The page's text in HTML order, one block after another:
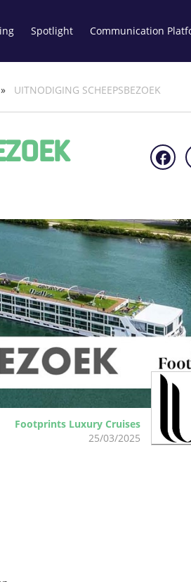
Spotlight Communication
» UITNODIGING SCHEEPSBEZOEK
Footprints Luxury Cruises
25/03/2025